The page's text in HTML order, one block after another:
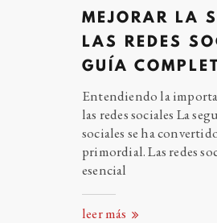
MEJORAR LA
LAS REDES
GUÍA
Entendiendo la
las redes sociales La
sociales se ha
primordial. Las redes
esencial
leer más